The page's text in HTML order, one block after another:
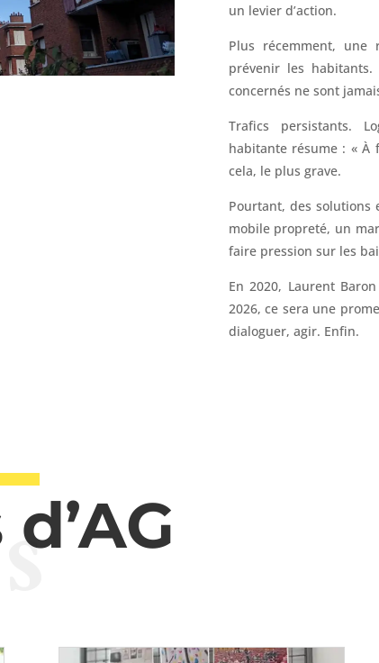
un levier d’action.
Plus récemment, une
prévenir les habitants.
concernés ne sont
Trafics persistants.
habitante résume : « À
cela, le plus grave.
Pourtant, des
mobile propreté, un
faire pression sur les
En 2020, Laurent
2026, ce sera une
dialoguer, agir. Enfin.